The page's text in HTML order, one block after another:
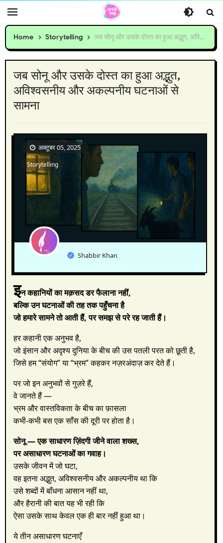
Home Storytelling जब सोनू और उसके दोस्त का हुआ अद्भुत, अविश्वसनीय और अकल्पनीय घटनाओं से सामना
जब सोनू और उसके दोस्त का हुआ अद्भुत,
अविश्वसनीय और अकल्पनीय घटनाओं से
सामना
Storytelling
Shabbir Khan
अक्टूबर 05, 2025
इन कहानियों का मक़सद डर फैलाना नहीं,
बल्कि उन घटनाओं की तह तक पहुँचना है
जो हमारे सामने तो आती हैं, पर समझ से परे रह जाती हैं।
हर कहानी एक अनुभव है,
जो इंसान और अदृश्य दुनिया के बीच की उस पतली परत को छूती है,
जिसे हम “संयोग” या “भ्रम” कहकर नज़रअंदाज़ कर देते हैं।
पर जो इन अनुभवों से गुज़रे हैं,
वे जानते हैं —
भ्रम और वास्तविकता के बीच का फ़ासला
कभी-कभी बस एक साँस की दूरी पर होता है।
सोनू — एक साधारण ज़िंदगी जीने वाला शख्स,
पर असाधारण घटनाओं का गवाह।
उसके जीवन में जो घटा,
वह इतना अद्भुत, अविश्वसनीय और अकल्पनीय था कि
उसे शब्दों में बाँधना आसान नहीं था,
और हैरानी की बात यह भी रही कि
ऐसा उसके साथ केवल एक ही बार नहीं हुआ था।
ये तीन असाधारण घटनाएँ